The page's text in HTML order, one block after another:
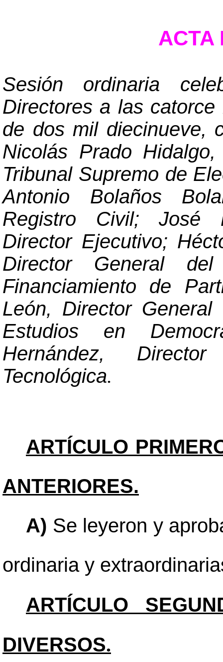
ACTA
Sesión ordinaria
Directores a las
de dos mil diecinueve,
Nicolás Prado
Tribunal Supremo de
Antonio Bolaños
Registro Civil; José
Director Ejecutivo;
Director General
Financiamiento de
León, Director
Estudios en
Hernández,
Tecnológica.
ARTÍCULO
ANTERIORES.
A) Se leyeron y
ordinaria y
ARTÍCULO
DIVERSOS.